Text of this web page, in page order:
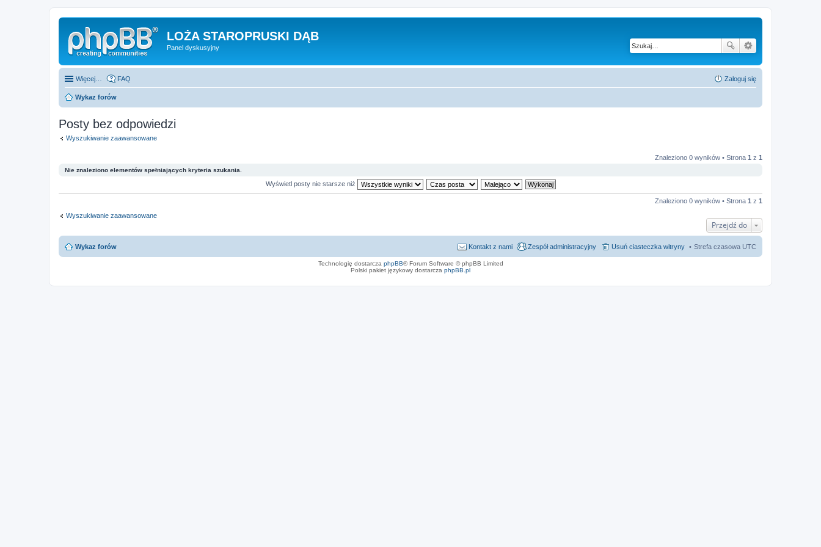
LOŻA STAROPRUSKI DĄB
Panel dyskusyjny
Więcej… FAQ Zaloguj się
Wykaz forów
Posty bez odpowiedzi
Wyszukiwanie zaawansowane
Znaleziono 0 wyników • Strona 1 z 1
Nie znaleziono elementów spełniających kryteria szukania.
Wyświetl posty nie starsze niż
Znaleziono 0 wyników • Strona 1 z 1
Wyszukiwanie zaawansowane
Przejdź do
Wykaz forów Strefa czasowa UTC
Usuń ciasteczka witryny
Zespół administracyjny
Kontakt z nami
Technologię dostarcza phpBB® Forum Software © phpBB Limited
Polski pakiet językowy dostarcza phpBB.pl